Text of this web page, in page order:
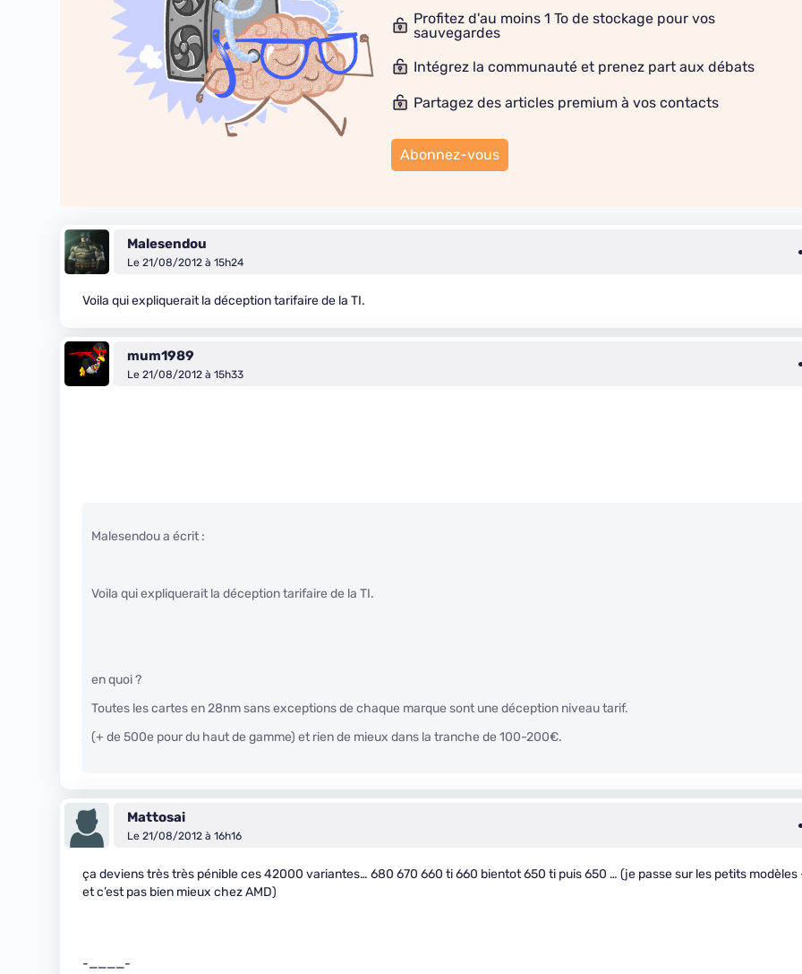
Profitez d'au moins 1 To de stockage pour vos
sauvegardes
Intégrez la communauté et prenez part aux débats
Partagez des articles premium à vos contacts
Abonnez-vous
Malesendou
Le 21/08/2012 à 15h24
Voila qui expliquerait la déception tarifaire de la TI.
mum1989
Le 21/08/2012 à 15h33
Malesendou a écrit :
Voila qui expliquerait la déception tarifaire de la TI.
en quoi ?
Toutes les cartes en 28nm sans exceptions de chaque marque sont une déception niveau tarif.
(+ de 500e pour du haut de gamme) et rien de mieux dans la tranche de 100-200€.
Mattosai
Le 21/08/2012 à 16h16
ça deviens très très pénible ces 42000 variantes… 680 670 660 ti 660 bientot 650 ti puis 650 … (je passe sur les petits modèles
et c’est pas bien mieux chez AMD)
-____-